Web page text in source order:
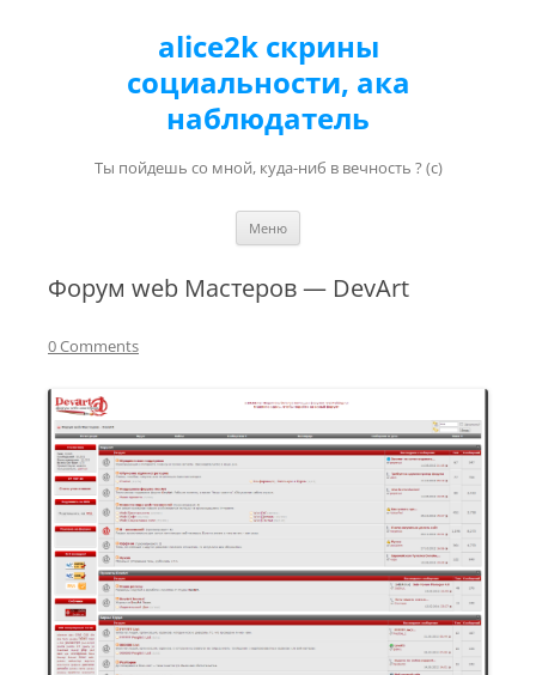
alice2k скрины
социальности, ака
наблюдатель
Ты пойдешь со мной, куда-ниб в вечность ? (с)
Меню
Форум web Мастеров — DevArt
0 Comments